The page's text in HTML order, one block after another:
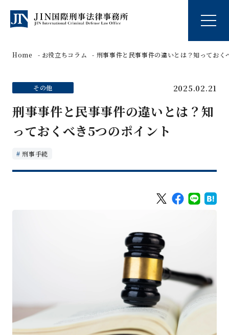
Home お役立ちコラム 刑事事件と民事事件の違いとは？知っておく
その他 2025.02.21
刑事事件と民事事件の違いとは？知
っておくべき5つのポイント
刑事手続